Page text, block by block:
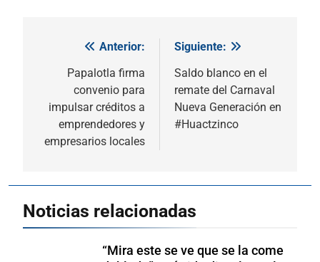
Navegación
entradas
Anterior:
Papalotla firma
convenio para
impulsar créditos a
emprendedores y
empresarios locales
Siguiente:
Saldo blanco en el
remate del Carnaval
Nueva Generación en
#Huactzinco
Noticias relacionadas
“Mira este se ve que se la come